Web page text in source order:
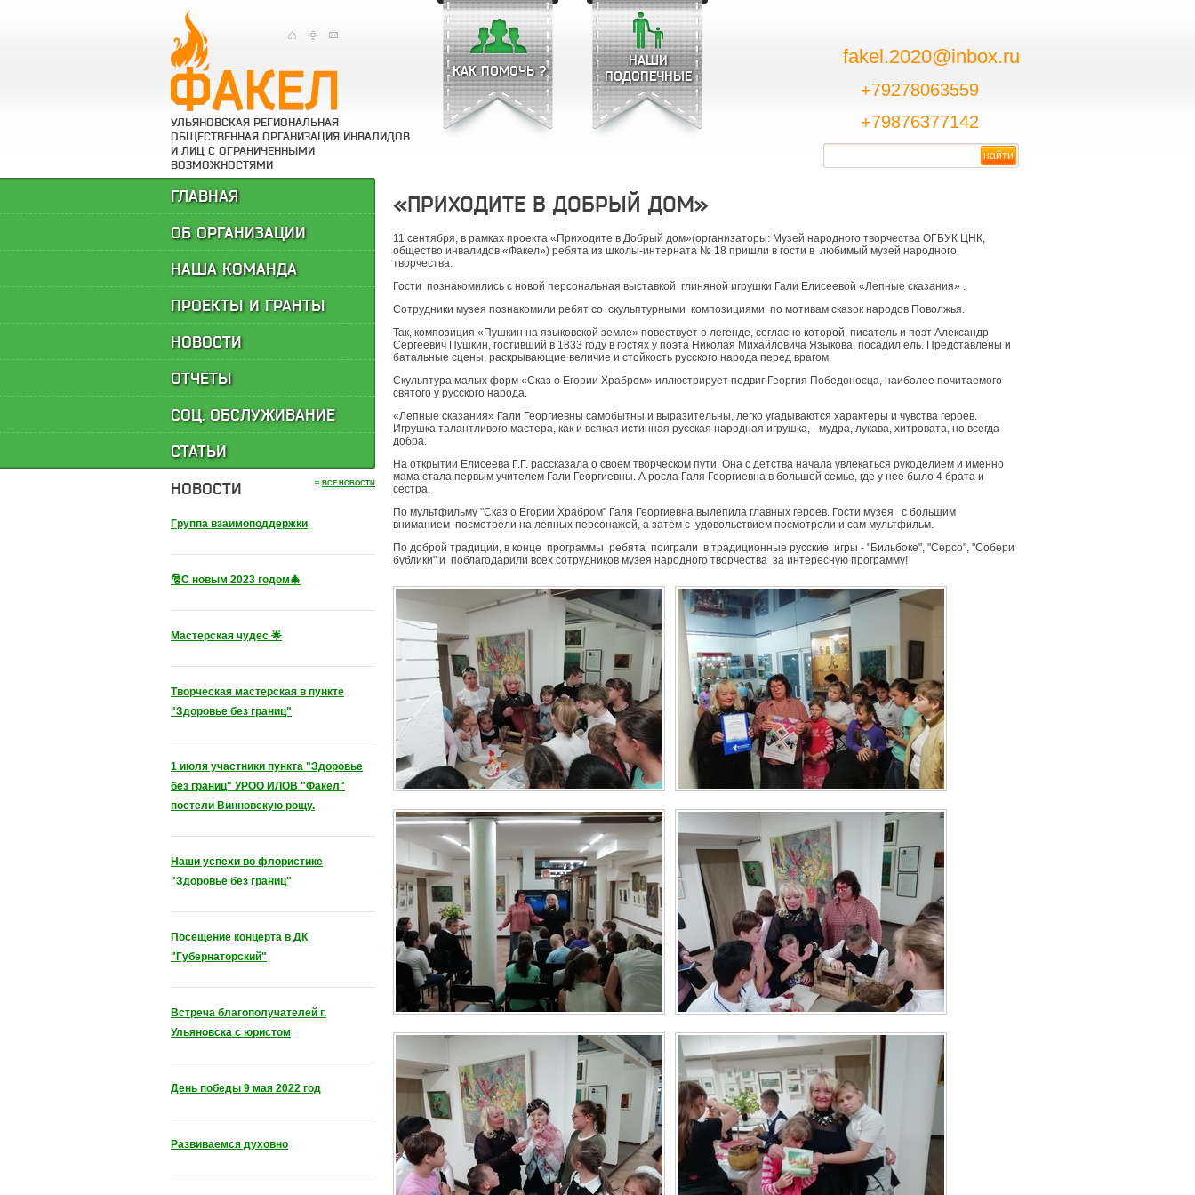
УЛЬЯНОВСКАЯ РЕГИОНАЛЬНАЯ
ОБЩЕСТВЕННАЯ ОРГАНИЗАЦИЯ ИНВАЛИДОВ
И ЛИЦ С ОГРАНИЧЕННЫМИ
ВОЗМОЖНОСТЯМИ
КАК ПОМОЧЬ ?
НАШИ
ПОДОПЕЧНЫЕ
fakel.2020@inbox.ru
+79278063559
+79876377142
ГЛАВНАЯ
ОБ ОРГАНИЗАЦИИ
НАША КОМАНДА
ПРОЕКТЫ И ГРАНТЫ
НОВОСТИ
ОТЧЕТЫ
СОЦ. ОБСЛУЖИВАНИЕ
СТАТЬИ
НОВОСТИ
ВСЕ НОВОСТИ
Группа взаимоподдержки
🎅С новым 2023 годом🎄
Мастерская чудес 🌟
Творческая мастерская в пункте
"Здоровье без границ"
1 июля участники пункта "Здоровье
без границ" УРОО ИЛОВ "Факел"
постели Винновскую рощу.
Наши успехи во флористике
"Здоровье без границ"
Посещение концерта в ДК
"Губернаторский"
Встреча благополучателей г.
Ульяновска с юристом
День победы 9 мая 2022 год
Развиваемся духовно
«ПРИХОДИТЕ В ДОБРЫЙ ДОМ»
11 сентября, в рамках проекта «Приходите в Добрый дом»(организаторы: Музей народного творчества ОГБУК ЦНК,
общество инвалидов «Факел») ребята из школы-интерната № 18 пришли в гости в любимый музей народного
творчества.
Гости познакомились с новой персональная выставкой глиняной игрушки Гали Елисеевой «Лепные сказания» .
Сотрудники музея познакомили ребят со скульптурными композициями по мотивам сказок народов Поволжья.
Так, композиция «Пушкин на языковской земле» повествует о легенде, согласно которой, писатель и поэт Александр
Сергеевич Пушкин, гостивший в 1833 году в гостях у поэта Николая Михайловича Языкова, посадил ель. Представлены и
батальные сцены, раскрывающие величие и стойкость русского народа перед врагом.
Скульптура малых форм «Сказ о Егории Храбром» иллюстрирует подвиг Георгия Победоносца, наиболее почитаемого
святого у русского народа.
«Лепные сказания» Гали Георгиевны самобытны и выразительны, легко угадываются характеры и чувства героев.
Игрушка талантливого мастера, как и всякая истинная русская народная игрушка, - мудра, лукава, хитровата, но всегда
добра.
На открытии Елисеева Г.Г. рассказала о своем творческом пути. Она с детства начала увлекаться рукоделием и именно
мама стала первым учителем Гали Георгиевны. А росла Галя Георгиевна в большой семье, где у нее было 4 брата и
сестра.
По мультфильму "Сказ о Егории Храбром" Галя Георгиевна вылепила главных героев. Гости музея с большим
вниманием посмотрели на лепных персонажей, а затем с удовольствием посмотрели и сам мультфильм.
По доброй традиции, в конце программы ребята поиграли в традиционные русские игры - "Бильбоке", "Серсо", "Собери
бублики" и поблагодарили всех сотрудников музея народного творчества за интересную программу!